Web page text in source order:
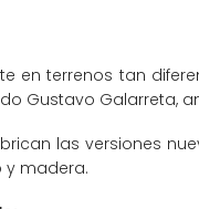
en terrenos tan
Gustavo Galarreta,
las versiones
y madera.